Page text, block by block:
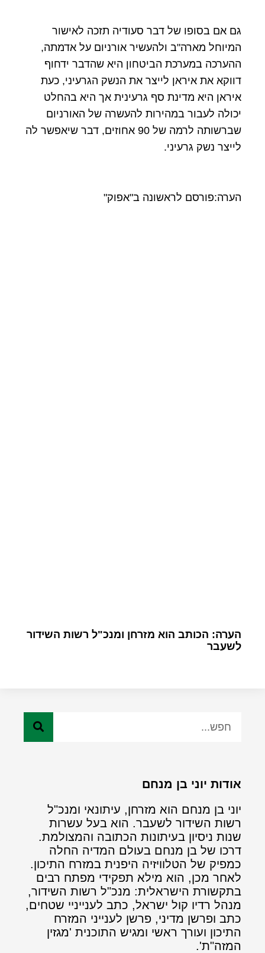
גם אם בסופו של דבר סעודיה תזכה לאישור
המיוחל מארה"ב ולהעשיר אורניום על אדמתה,
ההערכה במערכת הביטחון היא שהדבר ידחוף
דווקא את איראן לייצר את הנשק הגרעיני, כעת
איראן היא מדינת סף גרעינית אך היא בהחלט
יכולה לעבור במהירות להעשרה של האורניום
שברשותה לרמה של 90 אחוזים, דבר שיאפשר לה
לייצר נשק גרעיני.
הערה:פורסם לראשונה ב"אפוק"
הערה: הכותב הוא מזרחן ומנכ"ל רשות השידור
לשעבר
אודות יוני בן מנחם
יוני בן מנחם הוא מזרחן, עיתונאי ומנכ"ל
רשות השידור לשעבר. הוא בעל עשרות
שנות ניסיון בעיתונות הכתובה והמצולמת.
דרכו של בן מנחם בעולם המדיה החלה
כמפיק של הטלוויזיה היפנית במזרח התיכון.
לאחר מכן, הוא מילא תפקידי מפתח רבים
בתקשורת הישראלית: מנכ"ל רשות השידור,
מנהל רדיו קול ישראל, כתב לענייניי שטחים,
כתב ופרשן מדיני, פרשן לענייני המזרח
התיכון ועורך ראשי ומגיש התוכנית 'מגזין
המזה"ת'.